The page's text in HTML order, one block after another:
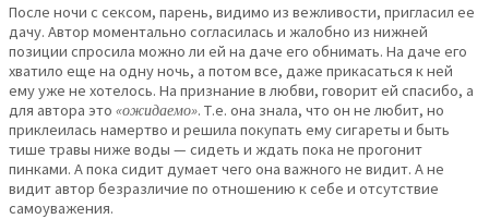
После ночи с сексом, парень, видимо из вежливости, пригласил ее
дачу. Автор моментально согласилась и жалобно из нижней
позиции спросила можно ли ей на даче его обнимать. На даче его
хватило еще на одну ночь, а потом все, даже прикасаться к ней
ему уже не хотелось. На признание в любви, говорит ей спасибо, а
для автора это «ожидаемо». Т.е. она знала, что он не любит, но
приклеилась намертво и решила покупать ему сигареты и быть
тише травы ниже воды — сидеть и ждать пока не прогонит
пинками. А пока сидит думает чего она важного не видит. А не
видит автор безразличие по отношению к себе и отсутствие
самоуважения.